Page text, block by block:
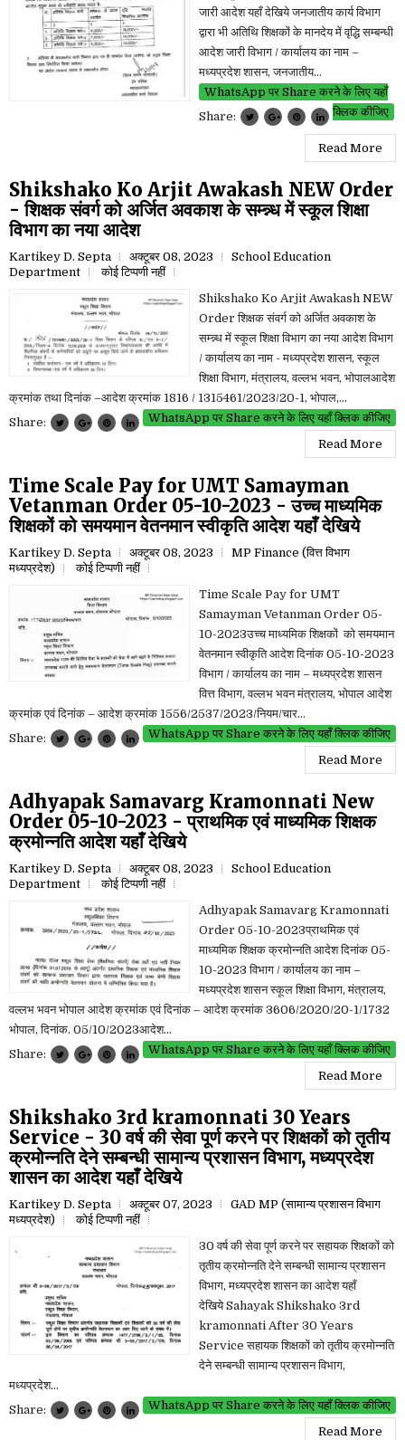
जारी आदेश यहाँ देखिये जनजातीय कार्य विभाग
द्वारा भी अतिथि शिक्षकों के मानदेय में वृद्धि सम्बन्धी
आदेश जारी विभाग / कार्यालय का नाम –
मध्यप्रदेश शासन, जनजातीय...
WhatsApp पर Share करने के लिए यहाँ
क्लिक कीजिए
Share:
Read More
Shikshako Ko Arjit Awakash NEW Order
- शिक्षक संवर्ग को अर्जित अवकाश के सम्न्न्ध में स्कूल शिक्षा
विभाग का नया आदेश
Kartikey D. Septa अक्टूबर 08, 2023
School Education
Department
कोई टिप्पणी नहीं
Shikshako Ko Arjit Awakash NEW
Order शिक्षक संवर्ग को अर्जित अवकाश के
सम्न्न्ध में स्कूल शिक्षा विभाग का नया आदेश विभाग
/ कार्यालय का नाम - मध्यप्रदेश शासन, स्कूल
शिक्षा विभाग, मंत्रालय, वल्लभ भवन, भोपालआदेश
क्रमांक तथा दिनांक –आदेश क्रमांक 1816 / 1315461/2023/20-1, भोपाल,...
WhatsApp पर Share करने के लिए यहाँ क्लिक कीजिए
Share:
Read More
Time Scale Pay for UMT Samayman
Vetanman Order 05-10-2023 - उच्च माध्यमिक
शिक्षकों को समयमान वेतनमान स्वीकृति आदेश यहाँ देखिये
Kartikey D. Septa अक्टूबर 08, 2023
MP Finance (वित्त विभाग
मध्यप्रदेश)
कोई टिप्पणी नहीं
Time Scale Pay for UMT
Samayman Vetanman Order 05-
10-2023उच्च माध्यमिक शिक्षकों को समयमान
वेतनमान स्वीकृति आदेश दिनांक 05-10-2023
विभाग / कार्यालय का नाम – मध्यप्रदेश शासन
वित्त विभाग, वल्लभ भवन मंत्रालय, भोपाल आदेश
क्रमांक एवं दिनांक – आदेश क्रमांक 1556/2537/2023/नियम/चार...
WhatsApp पर Share करने के लिए यहाँ क्लिक कीजिए
Share:
Read More
Adhyapak Samavarg Kramonnati New
Order 05-10-2023 - प्राथमिक एवं माध्यमिक शिक्षक
क्रमोन्नति आदेश यहाँ देखिये
Kartikey D. Septa अक्टूबर 08, 2023
School Education
Department
कोई टिप्पणी नहीं
Adhyapak Samavarg Kramonnati
Order 05-10-2023प्राथमिक एवं
माध्यमिक शिक्षक क्रमोन्नति आदेश दिनांक 05-
10-2023 विभाग / कार्यालय का नाम –
मध्यप्रदेश शासन स्कूल शिक्षा विभाग, मंत्रालय,
वल्लभ भवन भोपाल आदेश क्रमांक एवं दिनांक – आदेश क्रमांक 3606/2020/20-1/1732
भोपाल, दिनांक. 05/10/2023आदेश...
WhatsApp पर Share करने के लिए यहाँ क्लिक कीजिए
Share:
Read More
Shikshako 3rd kramonnati 30 Years
Service - 30 वर्ष की सेवा पूर्ण करने पर शिक्षकों को तृतीय
क्रमोन्नति देने सम्बन्धी सामान्य प्रशासन विभाग, मध्यप्रदेश
शासन का आदेश यहाँ देखिये
Kartikey D. Septa अक्टूबर 07, 2023
GAD MP (सामान्य प्रशासन विभाग
मध्यप्रदेश)
कोई टिप्पणी नहीं
30 वर्ष की सेवा पूर्ण करने पर सहायक शिक्षकों को
तृतीय क्रमोन्नति देने सम्बन्धी सामान्य प्रशासन
विभाग, मध्यप्रदेश शासन का आदेश यहाँ
देखिये Sahayak Shikshako 3rd
kramonnati After 30 Years
Service सहायक शिक्षकों को तृतीय क्रमोन्नति
देने सम्बन्धी सामान्य प्रशासन विभाग,
मध्यप्रदेश...
WhatsApp पर Share करने के लिए यहाँ क्लिक कीजिए
Share:
Read More